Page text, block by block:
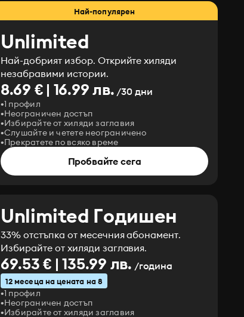
Най-популярен
Unlimited
Най-добрият избор. Открийте хиляди
незабравими истории.
8.69 € | 16.99 лв. /30 дни
1 профил
Неограничен достъп
Избирайте от хиляди заглавия
Слушайте и четете неограничено
Прекратете по всяко време
Пробвайте сега
Unlimited Годишен
33% отстъпка от месечния абонамент.
Избирайте от хиляди заглавия.
69.53 € | 135.99 лв. /година
12 месеца на цената на 8
1 профил
Неограничен достъп
Избирайте от хиляди заглавия